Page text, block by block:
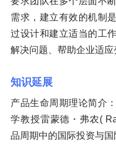
需求，建立有效的机制
过设计和建立适当的工
解决问题、帮助企业适应
知识延展
产品生命周期理论简介
学教授雷蒙德・弗农(
品周期中的国际投资与国